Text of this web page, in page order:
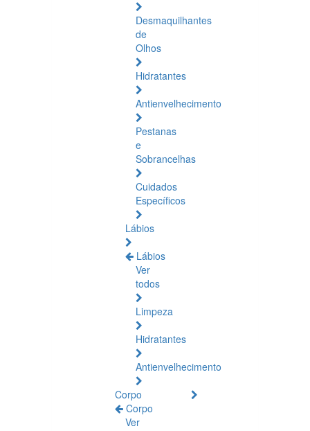
Desmaquilhantes
de
Olhos
Hidratantes
Antienvelhecimento
Pestanas
e
Sobrancelhas
Cuidados
Específicos
Lábios
Lábios
Ver
todos
Limpeza
Hidratantes
Antienvelhecimento
Corpo
Corpo
Ver